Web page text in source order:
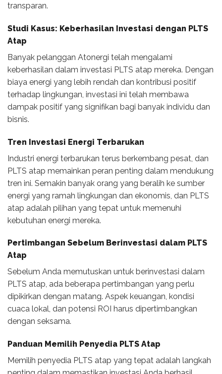
transparan.
Studi Kasus: Keberhasilan Investasi dengan PLTS
Atap
Banyak pelanggan Atonergi telah mengalami
keberhasilan dalam investasi PLTS atap mereka. Dengan
biaya energi yang lebih rendah dan kontribusi positif
terhadap lingkungan, investasi ini telah membawa
dampak positif yang signifikan bagi banyak individu dan
bisnis.
Tren Investasi Energi Terbarukan
Industri energi terbarukan terus berkembang pesat, dan
PLTS atap memainkan peran penting dalam mendukung
tren ini. Semakin banyak orang yang beralih ke sumber
energi yang ramah lingkungan dan ekonomis, dan PLTS
atap adalah pilihan yang tepat untuk memenuhi
kebutuhan energi mereka.
Pertimbangan Sebelum Berinvestasi dalam PLTS
Atap
Sebelum Anda memutuskan untuk berinvestasi dalam
PLTS atap, ada beberapa pertimbangan yang perlu
dipikirkan dengan matang. Aspek keuangan, kondisi
cuaca lokal, dan potensi ROI harus dipertimbangkan
dengan seksama.
Panduan Memilih Penyedia PLTS Atap
Memilih penyedia PLTS atap yang tepat adalah langkah